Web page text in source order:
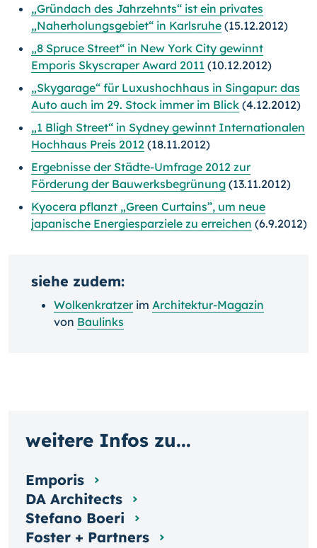
„Gründach des Jahrzehnts“ ist ein privates
„Naherholungsgebiet“ in Karlsruhe (15.12.2012)
„8 Spruce Street“ in New York City gewinnt
Emporis Skyscraper Award 2011 (10.12.2012)
„Skygarage“ für Luxushochhaus in Singapur: das
Auto auch im 29. Stock immer im Blick (4.12.2012)
„1 Bligh Street“ in Sydney gewinnt Internationalen
Hochhaus Preis 2012 (18.11.2012)
Ergebnisse der Städte-Umfrage 2012 zur
Förderung der Bauwerksbegrünung (13.11.2012)
Kyocera pflanzt „Green Curtains”, um neue
japanische Energiesparziele zu erreichen (6.9.2012)
siehe zudem:
Wolkenkratzerim Architektur-Magazin
von Baulinks
weitere Infos zu...
Emporis
DA Architects
Stefano Boeri
Foster + Partners